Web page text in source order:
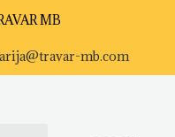
MB
mb.com